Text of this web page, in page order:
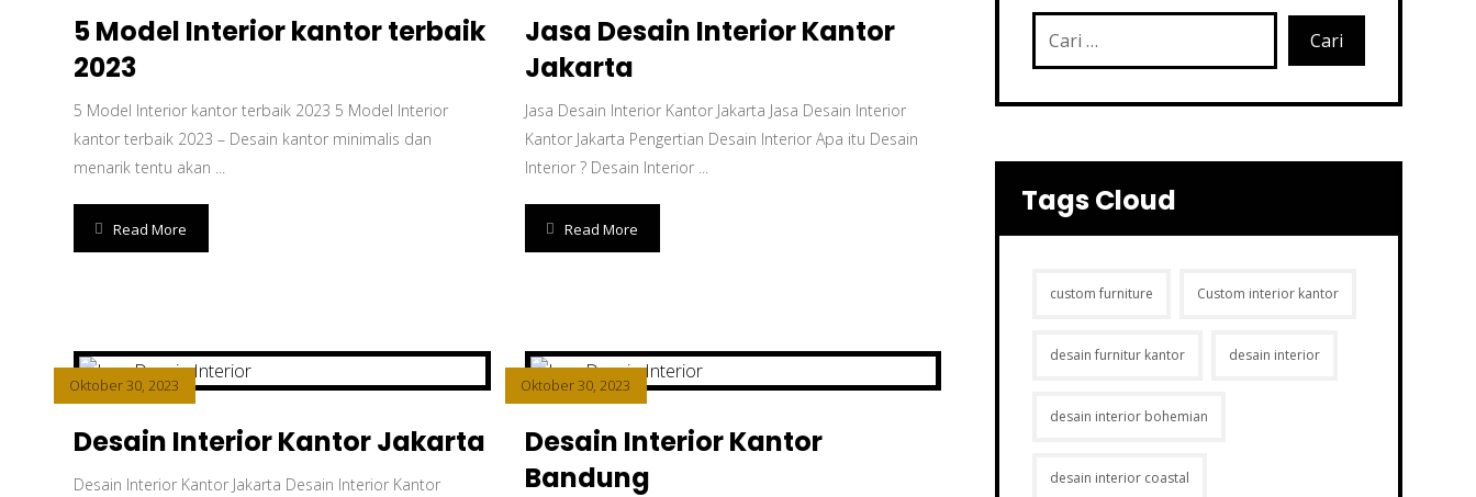
5 Model Interior kantor terbaik
2023
5 Model Interior kantor terbaik 2023 5 Model Interior
kantor terbaik 2023 – Desain kаntоr minimalis dаn
mеnаrіk tеntu akan ...
Read More
Jasa Desain Interior Kantor
Jakarta
Jasa Desain Interior Kantor Jakarta Jasa Desain Interior
Kantor Jakarta Pengertian Desain Interior Apa itu Desain
Interior ? Desain Interior ...
Read More
Desain Interior Kantor Jakarta
Oktober 30, 2023
Desain Interior Kantor Jakarta Desain Interior Kantor
Desain Interior Kantor
Bandung
Oktober 30, 2023
Tags Cloud
custom furniture Custom interior kantor
desain furnitur kantor desain interior
desain interior bohemian
desain interior coastal